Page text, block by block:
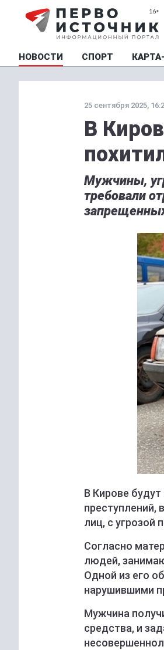
НОВОСТИ СПОРТ
25 сентября 2025,
В
Мужчины,
требовали
В Кирове
преступлений,
лиц, с угрозой
Согласно
людей,
Одной из его
нарушившими
Мужчина
средства, и